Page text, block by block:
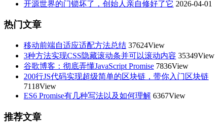
开源世界的门锁坏了，创始人亲自修好了它 2026-04-01
热门文章
移动前端自适应适配方法总结 37624View
3种方法实现CSS隐藏滚动条并可以滚动内容 35349View
谷歌博客：彻底弄懂JavaScript Promise 7836View
200行JS代码实现超级简单的区块链，带你入门区块链
7118View
ES6 Promise有几种写法以及如何理解 6367View
推荐文章